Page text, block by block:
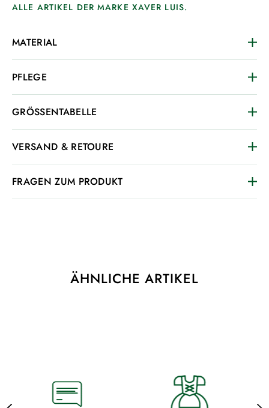
ALLE ARTIKEL DER MARKE XAVER LUIS.
MATERIAL
PFLEGE
GRÖSSENTABELLE
VERSAND & RETOURE
FRAGEN ZUM PRODUKT
ÄHNLICHE ARTIKEL